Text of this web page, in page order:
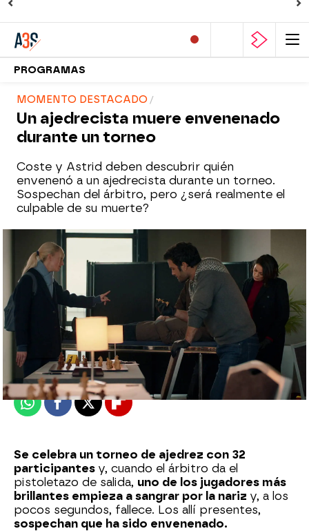
PROGRAMAS
MOMENTO DESTACADO
Un ajedrecista muere envenenado
durante un torneo
Coste y Astrid deben descubrir quién
envenenó a un ajedrecista durante un torneo.
Sospechan del árbitro, pero ¿será realmente el
culpable de su muerte?
atreseries
Publicado:15 de abril de 2024, 23:03
WhatsappFacebook
X Flipboard
Se celebra un torneo de ajedrez con 32
participantes y, cuando el árbitro da el
pistoletazo de salida, uno de los jugadores más
brillantes empieza a sangrar por la nariz y, a los
pocos segundos, fallece. Los allí presentes,
sospechan que ha sido envenenado.